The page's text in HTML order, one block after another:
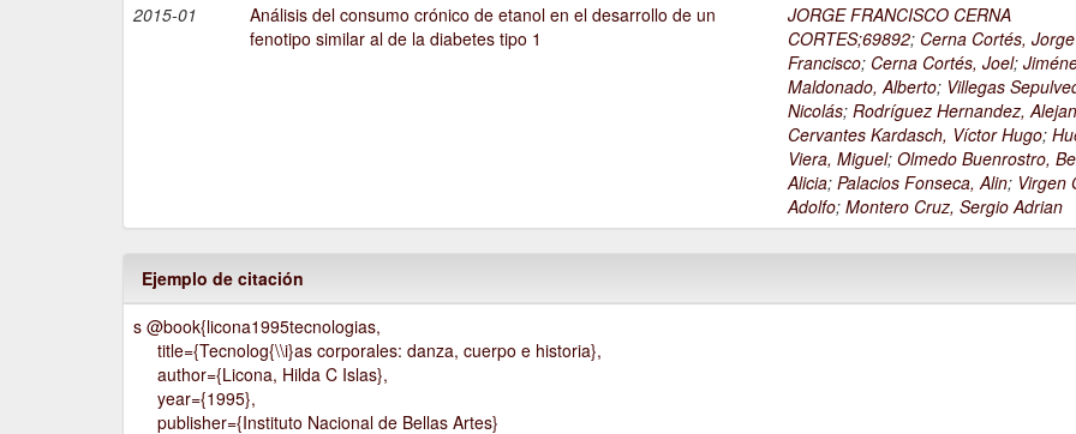
2015-01
Análisis del consumo crónico de etanol en el desarrollo de un
fenotipo similar al de la diabetes tipo 1
JORGE FRANCISCO CERNA
CORTES;69892; Cerna Cortés, Jorge
Francisco; Cerna Cortés, Joel;
Maldonado, Alberto; Villegas
Nicolás;Rodríguez Hernandez,
Cervantes Kardasch, Víctor Hugo;
Viera, Miguel;Olmedo Buenrostro,
Alicia;Palacios Fonseca, Alin; Virgen
Adolfo;Montero Cruz, Sergio Adrian
Ejemplo de citación
s @book{licona1995tecnologias,
title={Tecnolog{\\i}as corporales: danza, cuerpo e historia},
author={Licona, Hilda C Islas},
year={1995},
publisher={Instituto Nacional de Bellas Artes}